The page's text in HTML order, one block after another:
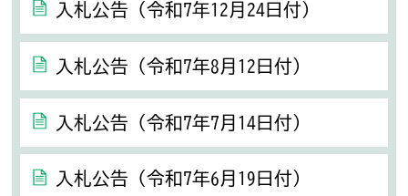
入札公告（令和7年12月24日付）
入札公告（令和7年8月12日付）
入札公告（令和7年7月14日付）
入札公告（令和7年6月19日付）